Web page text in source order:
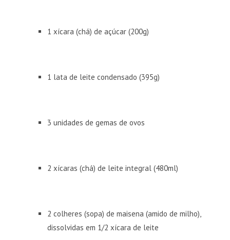
1 xícara (chá) de açúcar (200g)
1 lata de leite condensado (395g)
3 unidades de gemas de ovos
2 xícaras (chá) de leite integral (480ml)
2 colheres (sopa) de maisena (amido de milho),
dissolvidas em 1/2 xícara de leite